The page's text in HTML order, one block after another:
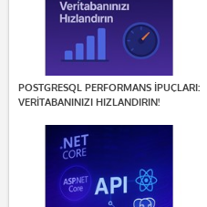
POSTGRESQL PERFORMANS İPUÇLARI:
VERITABANINIZI HIZLANDIRIN!